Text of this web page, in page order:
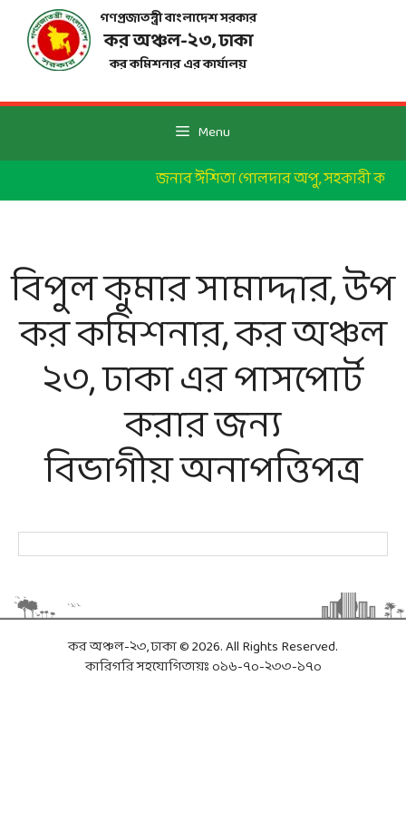
content
গণপ্রজাতন্ত্রী বাংলাদেশ সরকার
কর অঞ্চল-২৩, ঢাকা
কর কমিশনার এর কার্যালয়
Menu
জনাব ঈশিতা গোলদার অপু, সহকারী কর
বিপুল কুমার সামাদ্দার, উপ
কর কমিশনার, কর অঞ্চল
২৩, ঢাকা এর পাসপোর্ট
করার জন্য
বিভাগীয় অনাপত্তিপত্র
কর অঞ্চল-২৩, ঢাকা © 2026. All Rights Reserved.
কারিগরি সহযোগিতায়ঃ ০১৬-৭০-২৩৩-১৭০